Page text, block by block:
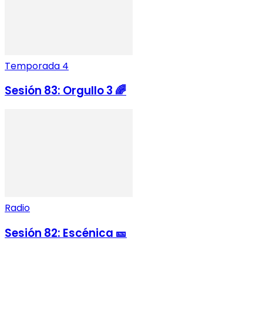
Temporada 4
Sesión 83: Orgullo 3 🌈
Radio
Sesión 82: Escénica 🎫